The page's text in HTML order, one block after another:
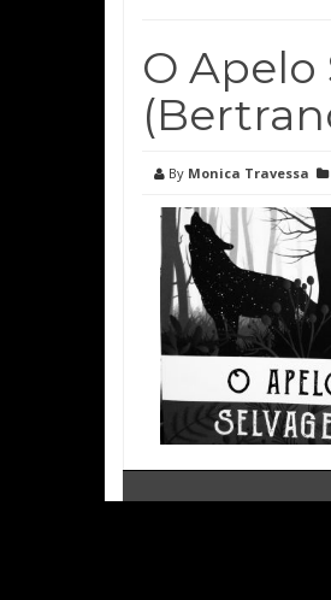
O Apelo
By Monica Travessa